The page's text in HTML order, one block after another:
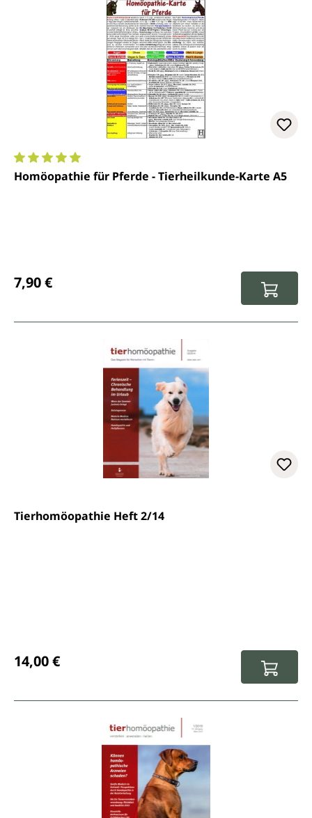
Durchschnittliche Bewertung von 5 von 5 Sternen
Homöopathie für Pferde - Tierheilkunde-Karte A5
7,90 €
Tierhomöopathie Heft 2/14
14,00 €